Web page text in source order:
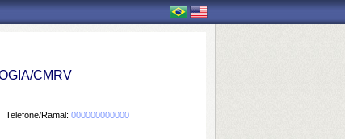
CMRV
Telefone/Ramal: 000000000000